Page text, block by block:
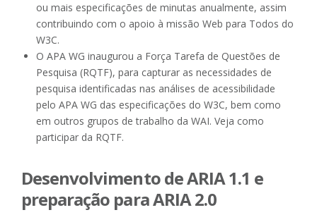
ou mais especificações de minutas anualmente, assim
contribuindo com o apoio à missão Web para Todos do
W3C.
O APA WG inaugurou a Força Tarefa de Questões de
Pesquisa (RQTF), para capturar as necessidades de
pesquisa identificadas nas análises de acessibilidade
pelo APA WG das especificações do W3C, bem como
em outros grupos de trabalho da WAI. Veja como
participar da RQTF.
Desenvolvimento de ARIA 1.1 e
preparação para ARIA 2.0